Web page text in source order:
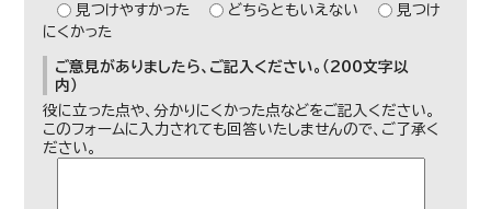
見つけやすかった
どちらともいえない
見つけ
にくかった
ご意見がありましたら、ご記入ください。（200文字以
内）
役に立った点や、分かりにくかった点などをご記入ください。
このフォームに入力されても回答いたしませんので、ご了承く
ださい。